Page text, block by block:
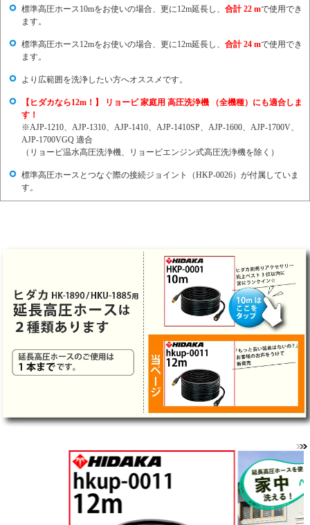
標準高圧ホース10mをお使いの場合、更に12m延長し、 合計 22 mで使用でき
ます。
標準高圧ホース12mをお使いの場合、更に12m延長し、 合計 24 mで使用でき
ます。
より広範囲を洗浄したい方へオススメです。
【ヒダカなら12m！】 リョービ 家庭用 高圧洗浄機 （全機種）にも適合しま
す！
※AJP-1210、AJP-1310、AJP-1410、AJP-1410SP、AJP-1600、AJP-1700V、
AJP-1700VGQ 適合
（リョービ温水高圧洗浄機、リョービエンジン式高圧洗浄機を除く）
標準高圧ホースとつなぐ際の接続ジョイント（HKP-0026）が付属していま
す。